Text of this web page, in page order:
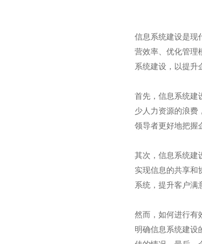
信息系统建设是现
营效率、优化管理
系统建设，以提升
首先，信息系统建
少人力资源的浪费
领导者更好地把握
其次，信息系统建
实现信息的共享和
系统，提升客户满
然而，如何进行有
明确信息系统建设